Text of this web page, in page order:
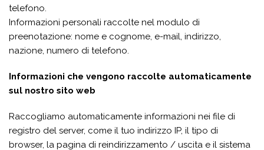
telefono.
Informazioni personali raccolte nel modulo di
preenotazione: nome e cognome, e-mail, indirizzo,
nazione, numero di telefono.
Informazioni che vengono raccolte automaticamente
sul nostro sito web
Raccogliamo automaticamente informazioni nei file di
registro del server, come il tuo indirizzo IP, il tipo di
browser, la pagina di reindirizzamento / uscita e il sistema